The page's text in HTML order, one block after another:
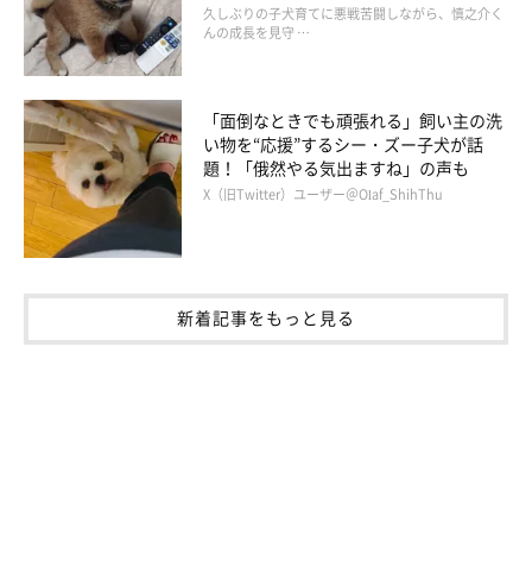
久しぶりの子犬育てに悪戦苦闘しながら、慎之介く
んの成長を見守 …
「面倒なときでも頑張れる」飼い主の洗
い物を“応援”するシー・ズー子犬が話
題！「俄然やる気出ますね」の声も
X（旧Twitter）ユーザー＠Olaf_ShihThu
新着記事をもっと見る